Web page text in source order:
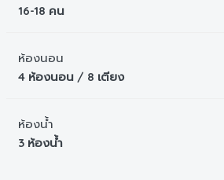
16-18 คน
ห้องนอน
4 ห้องนอน / 8 เตียง
ห้องน้ำ
3 ห้องน้ำ